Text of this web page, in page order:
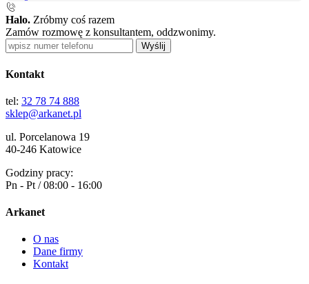
Halo. Zróbmy coś razem
Zamów rozmowę z konsultantem, oddzwonimy.
Wyślij
Kontakt
tel: 32 78 74 888
sklep@arkanet.pl
ul. Porcelanowa 19
40-246 Katowice
Godziny pracy:
Pn - Pt / 08:00 - 16:00
Arkanet
O nas
Dane firmy
Kontakt